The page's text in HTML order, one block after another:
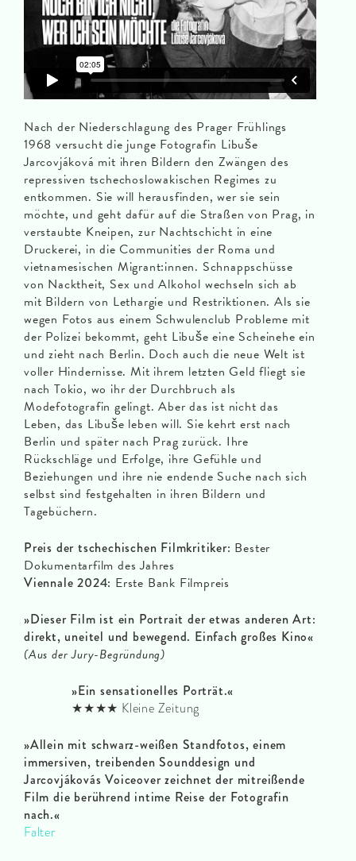
Nach der Niederschlagung des Prager Frühlings
1968 versucht die junge Fotografin Libuše
Jarcovjáková mit ihren Bildern den Zwängen des
repressiven tschechoslowakischen Regimes zu
entkommen. Sie will herausfinden, wer sie sein
möchte, und geht dafür auf die Straßen von Prag, in
verstaubte Kneipen, zur Nachtschicht in eine
Druckerei, in die Communities der Roma und
vietnamesischen Migrant:innen. Schnappschüsse
von Nacktheit, Sex und Alkohol wechseln sich ab
mit Bildern von Lethargie und Restriktionen. Als sie
wegen Fotos aus einem Schwulenclub Probleme mit
der Polizei bekommt, geht Libuše eine Scheinehe ein
und zieht nach Berlin. Doch auch die neue Welt ist
voller Hindernisse. Mit ihrem letzten Geld fliegt sie
nach Tokio, wo ihr der Durchbruch als
Modefotografin gelingt. Aber das ist nicht das
Leben, das Libuše leben will. Sie kehrt erst nach
Berlin und später nach Prag zurück. Ihre
Rückschläge und Erfolge, ihre Gefühle und
Beziehungen und ihre nie endende Suche nach sich
selbst sind festgehalten in ihren Bildern und
Tagebüchern.
Preis der tschechischen Filmkritiker: Bester
Dokumentarfilm des Jahres
Viennale 2024: Erste Bank Filmpreis
»Dieser Film ist ein Portrait der etwas anderen Art:
direkt, uneitel und bewegend. Einfach großes Kino«
(Aus der Jury-Begründung)
»Ein sensationelles Porträt.«
★★★★ Kleine Zeitung
»Allein mit schwarz-weißen Standfotos, einem
immersiven, treibenden Sounddesign und
Jarcovjákovás Voiceover zeichnet der mitreißende
Film die berührend intime Reise der Fotografin
nach.«
Falter